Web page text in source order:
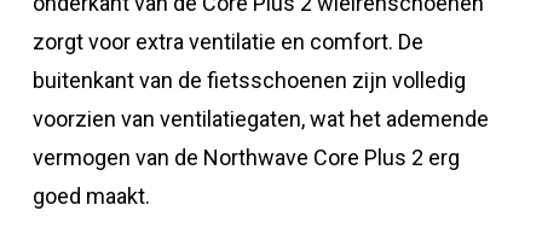
zorgt voor extra ventilatie en comfort. De
buitenkant van de fietsschoenen zijn volledig
voorzien van ventilatiegaten, wat het ademende
vermogen van de Northwave Core Plus 2 erg
goed maakt.